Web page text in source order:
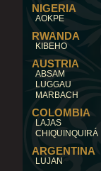
NIGERIA
AOKPE
RWANDA
KIBEHO
AUSTRIA
ABSAM
LUGGAU
MARBACH
COLOMBIA
LAJAS
CHIQUINQUIRÁ
ARGENTINA
LUJAN